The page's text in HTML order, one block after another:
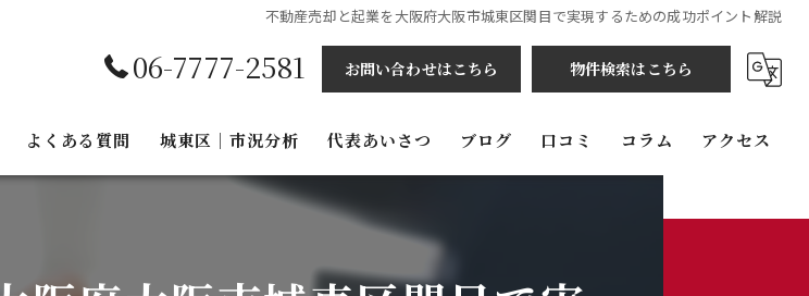
不動産売却と起業を大阪府大阪市城東区関目で実現するための成功ポイント解説
06-7777-2581 お問い合わせはこちら 物件検索はこちら
定
よくある質問 城東区｜市況分析
市況分析｜築年数別
代表あいさつ
コンセプト
ブログ 口コミ コラム アクセス